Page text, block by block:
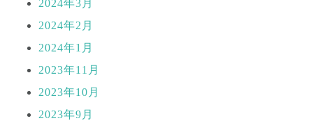
2024年3月
2024年2月
2024年1月
2023年11月
2023年10月
2023年9月